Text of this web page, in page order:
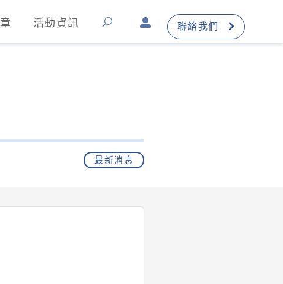
活動資訊 聯絡我們
最新消息